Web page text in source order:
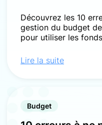
Découvrez les 10
gestion du budget
pour utiliser les
Lire la suite
Budget